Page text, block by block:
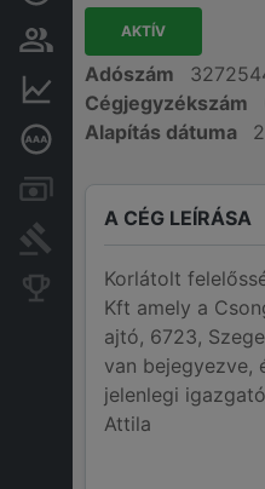
Személyek és
Mélyreható
Számlák és zárolások
Konkurens cégek
AKTÍV
Adószám
Cégjegyzékszám
Alapítás dátuma
A CÉG LEÍRÁSA
Korlátolt
Kft amely a
ajtó, 6723,
van bejegyezve,
jelenlegi
Attila